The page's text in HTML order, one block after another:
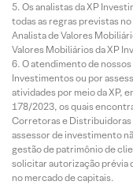
Os analistas da XP
todas as regras previstas
Analista de Valores
Valores Mobiliários da XP
O atendimento de
Investimentos ou por
atividades por meio da XP,
178/2023, os quais
Corretoras e Distribuidoras
assessor de investimento
gestão de patrimônio de
solicitar autorização prévia
no mercado de capitais.